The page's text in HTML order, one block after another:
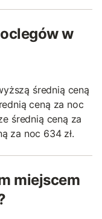
w
średnią ceną
ceną za noc
średnią ceną za
za noc 634 zł.
miejscem